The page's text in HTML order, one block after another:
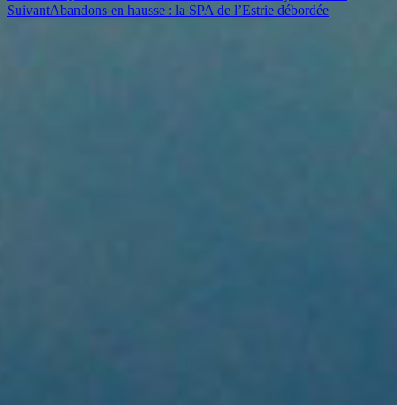
SuivantAbandons en hausse : la SPA de l’Estrie débordée